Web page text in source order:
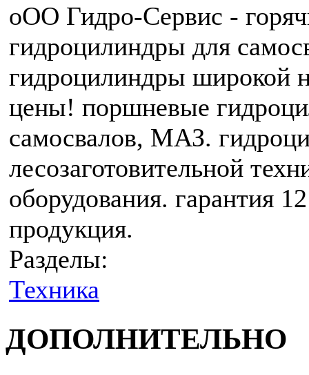
оОО Гидро-Сервис -
гидроцилиндры для
гидроцилиндры широкой
цены! поршневые
самосвалов, МАЗ.
лесозаготовительной
оборудования. гарантия
продукция.
Разделы:
Техника
ДОПОЛНИТЕЛЬНО